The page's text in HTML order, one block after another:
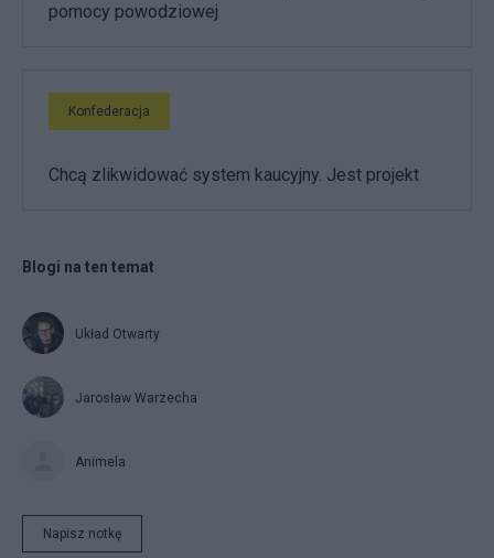
pomocy powodziowej
Konfederacja
Chcą zlikwidować system kaucyjny. Jest projekt
Blogi na ten temat
Układ Otwarty
Jarosław Warzecha
Animela
Napisz notkę